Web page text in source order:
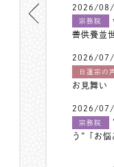
2026/08/
宗務院
善供養並
2026/07/
日蓮宗の
お見舞い
2026/07/
宗務院
う”「お